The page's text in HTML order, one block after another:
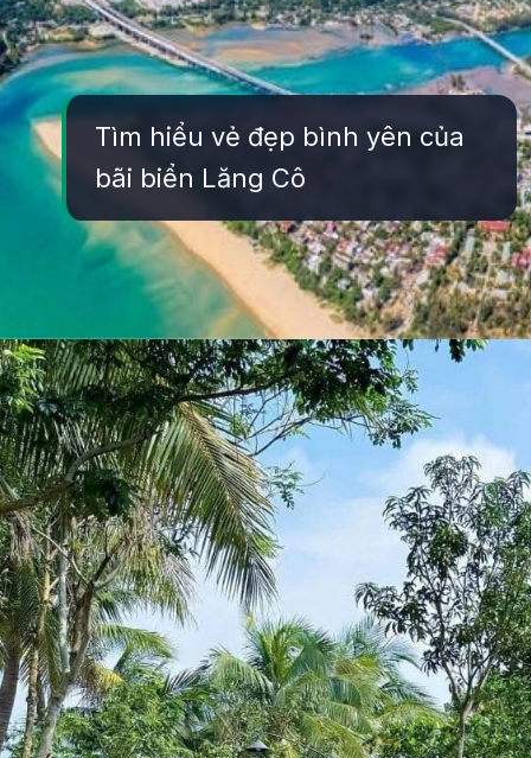
Tìm hiểu vẻ đẹp bình yên của
bãi biển Lăng Cô
Đang mở